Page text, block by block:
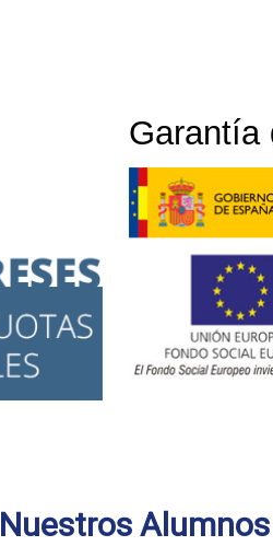
Garantía
Nuestros